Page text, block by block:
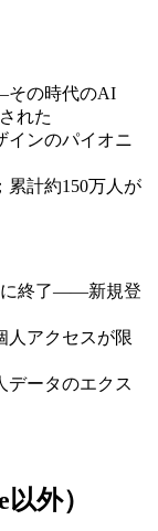
その時代のAI
れた
インのパイオニ
累計約150万人が
に終了——新規登
人アクセスが限
データのエクス
外）